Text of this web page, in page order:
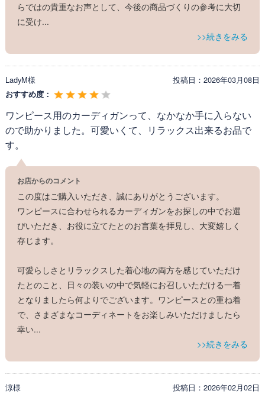
らではの貴重なお声として、今後の商品づくりの参考に大切
に受け...
>>続きをみる
LadyM様 投稿日： 2026年03月08日
おすすめ度：
ワンピース用のカーディガンって、なかなか手に入らない
ので助かりました。可愛いくて、リラックス出来るお品で
す。
お店からのコメント
この度はご購入いただき、誠にありがとうございます。
ワンピースに合わせられるカーディガンをお探しの中でお選
びいただき、お役に立てたとのお言葉を拝見し、大変嬉しく
存じます。
可愛らしさとリラックスした着心地の両方を感じていただけ
たとのこと、日々の装いの中で気軽にお召しいただける一着
となりましたら何よりでございます。ワンピースとの重ね着
で、さまざまなコーディネートをお楽しみいただけましたら
幸い...
>>続きをみる
涼様 投稿日： 2026年02月02日